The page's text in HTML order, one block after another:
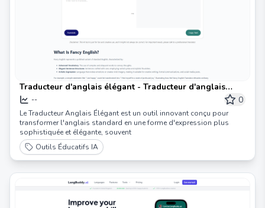
Traducteur d'anglais élégant - Traducteur d'anglais
élégant
-- 0
Le Traducteur Anglais Élégant est un outil innovant conçu pour
transformer l'anglais standard en une forme d'expression plus
sophistiquée et élégante, souvent
Outils Éducatifs IA